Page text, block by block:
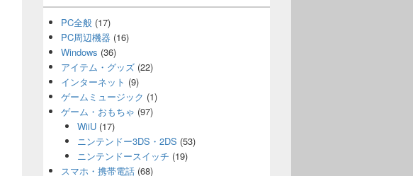
PC全般 (17)
PC周辺機器 (16)
Windows (36)
アイテム・グッズ (22)
インターネット (9)
ゲームミュージック (1)
ゲーム・おもちゃ (97)
WiiU(17)
ニンテンドー3DS・2DS (53)
ニンテンドースイッチ (19)
スマホ・携帯電話 (68)